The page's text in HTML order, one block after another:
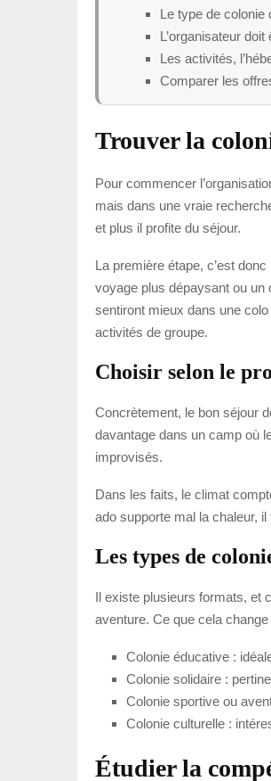
Le type de colonie
L’organisateur
Les activités,
Comparer les
Trouver la
Pour commencer
mais dans une vraie
et plus il profite du séjour.
La première étape, c’est
voyage plus dépaysant ou un
sentiront mieux dans une
activités de groupe.
Choisir selon le
Concrètement, le bon séjour
davantage dans un camp où
improvisés.
Dans les faits, le climat
ado supporte mal la chaleur,
Les types de
Il existe plusieurs formats, et
aventure. Ce que cela
Colonie éducative :
Colonie solidaire :
Colonie sportive ou
Colonie culturelle :
Étudier la